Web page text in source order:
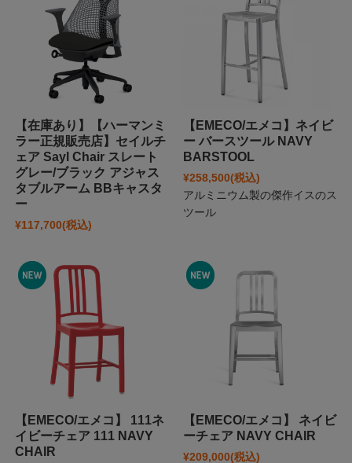
【在庫あり】【ハーマンミ
ラー正規販売店】セイルチ
ェア Sayl Chair スレート
グレー/ブラック アジャス
タブルアーム BBキャスタ
ー
¥117,700(税込)
【EMECO/エメコ】ネイビ
ー バースツール NAVY
BARSTOOL
¥258,500(税込)
アルミニウム製の傑作イスのス
ツール
【EMECO/エメコ】 111ネ
イビーチェア 111 NAVY
CHAIR
【EMECO/エメコ】 ネイビ
ーチェア NAVY CHAIR
¥209,000(税込)